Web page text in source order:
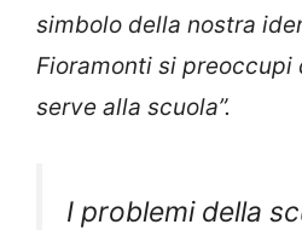
simbolo della nostra
Fioramonti si preoccupi
serve alla scuola”.
I problemi della